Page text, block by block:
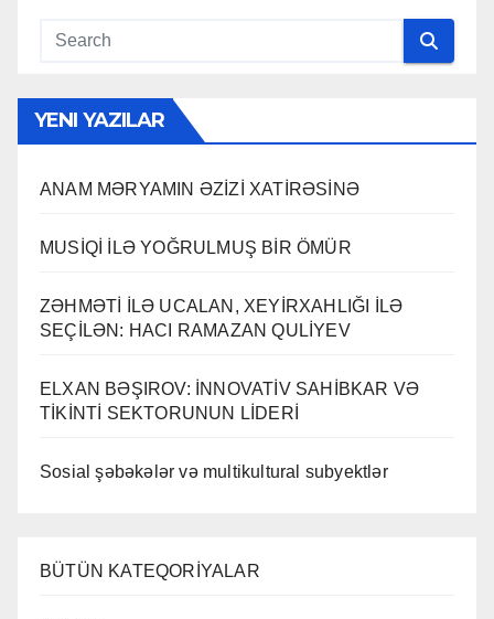
YENI YAZILAR
ANAM MƏRYAMIN ƏZİZİ XATİRƏSİNƏ
MUSİQİ İLƏ YOĞRULMUŞ BİR ÖMÜR
ZƏHMƏTİ İLƏ UCALAN, XEYİRXAHLIĞI İLƏ
SEÇİLƏN: HACI RAMAZAN QULİYEV
ELXAN BƏŞIROV: İNNOVATİV SAHİBKAR VƏ
TİKİNTİ SEKTORUNUN LİDERİ
Sosial şəbəkələr və multikultural subyektlər
BÜTÜN KATEQORİYALAR